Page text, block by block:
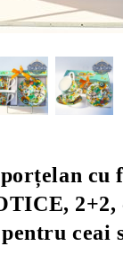
porțelan
ceai